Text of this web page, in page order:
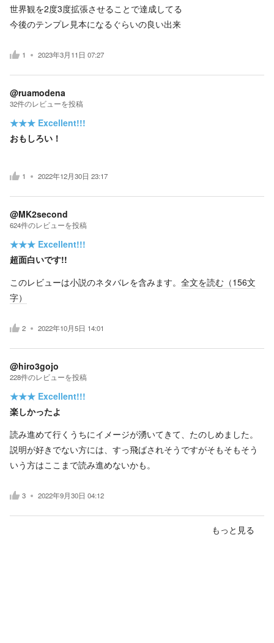
世界観を2度3度拡張させることで達成してる
今後のテンプレ見本になるぐらいの良い出来
1 2023年3月11日 07:27
@ruamodena
32件のレビューを投稿
★★★ Excellent!!!
おもしろい！
1 2022年12月30日 23:17
@MK2second
624件のレビューを投稿
★★★ Excellent!!!
超面白いです!!
このレビューは小説のネタバレを含みます。 全文を読む（156文
字）
2 2022年10月5日 14:01
@hiro3gojo
228件のレビューを投稿
★★★ Excellent!!!
楽しかったよ
読み進めて行くうちにイメージが湧いてきて、たのしめました。
説明が好きでない方には、すっ飛ばされそうですがそもそもそう
いう方はここまで読み進めないかも。
3 2022年9月30日 04:12
もっと見る